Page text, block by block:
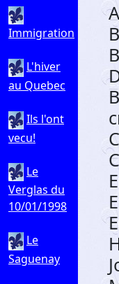
Immigration
L'hiver
au Quebec
Ils l'ont
vecu!
Le
Verglas du
10/01/1998
Le
Saguenay